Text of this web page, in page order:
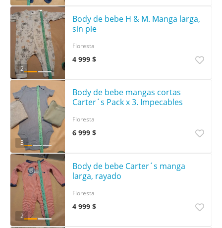
2
Body de bebe H & M. Manga larga,
sin pie
4 999 $
Floresta
3
Body de bebe mangas cortas
Carter´s Pack x 3. Impecables
6 999 $
Floresta
2
Body de bebe Carter´s manga
larga, rayado
4 999 $
Floresta